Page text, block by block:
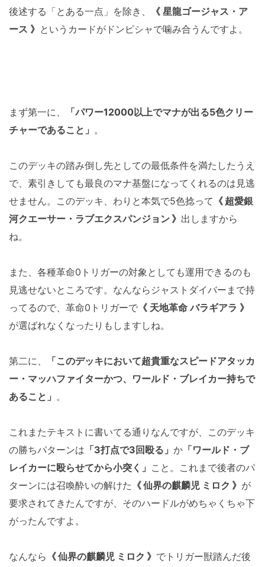
後述する「とある一点」を除き、
《 星龍ゴージャス・ア
ース 》 というカードがドンピシャで噛み合うんですよ。
まず第一に、
「パワー12000以上でマナが出る5色クリー
チャーであること」 。
このデッキの踏み倒し先としての最低条件を満たしたうえ
で、素引きしても最良のマナ基盤になってくれるのは見逃
せません。このデッキ、わりと本気で5色捻って 《 超愛銀
河クエーサー・ラブエクスパンジョン 》 出しますから
ね。
また、各種革命0トリガーの対象としても運用できるのも
見逃せないところです。なんならジャストダイバーまで持
ってるので、革命0トリガーで 《 天地革命 バラギアラ 》
が選ばれなくなったりもしますしね。
第二に、
「このデッキにおいて超貴重なスピードアタッカ
ー・マッハファイターかつ、ワールド・ブレイカー持ちで
あること」 。
これまたテキストに書いてる通りなんですが、このデッキ
の勝ちパターンは 「3打点で3回殴る」 か 「ワールド・ブ
レイカーに殴らせてから小突く」 こと。これまで後者のパ
ターンには召喚酔いの解けた 《 仙界の麒麟児 ミロク 》 が
要求されてきたんですが、そのハードルがめちゃくちゃ下
がったんですよ。
なんなら 《 仙界の麒麟児 ミロク 》 でトリガー獣踏んだ後